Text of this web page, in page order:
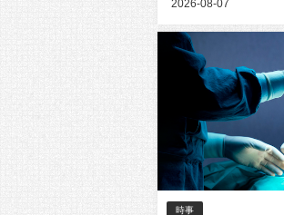
2026-08-07
時事